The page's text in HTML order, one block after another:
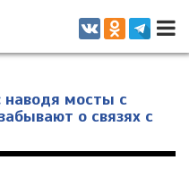
посвященное актуальным
пространстве
наводя мосты с
о связях с